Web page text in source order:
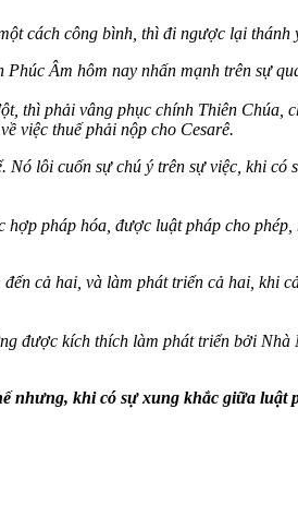
cách công bình, thì đi ngược lại thánh
Phúc Âm hôm nay nhấn mạnh trên sự
thì phải vâng phục chính Thiên Chúa,
việc thuế phải nộp cho Cesarê.
lôi cuốn sự chú ý trên sự việc, khi có
pháp hóa, được luật pháp cho phép,
cả hai, và làm phát triển cả hai, khi
được kích thích làm phát triển bởi Nhà
nhưng, khi có sự xung khắc giữa luật